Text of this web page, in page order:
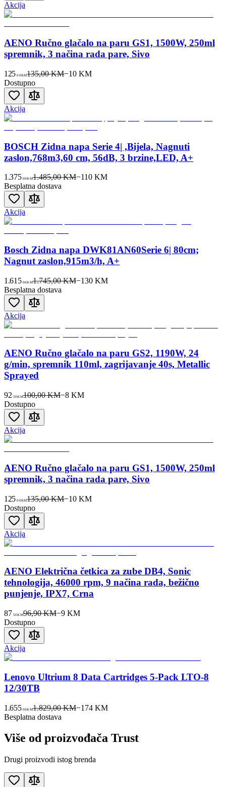
Akcija
AENO Ručno glačalo na paru GS1, 1500W, 250ml
spremnik, 3 načina rada pare, Sivo
125 00KM135,00 KM−10 KM
Dostupno
Akcija
BOSCH Zidna napa Serie 4| ,Bijela, Nagnuti
zaslon,768m3,60 cm, 56dB, 3 brzine,LED, A+
1.375 00KM1.485,00 KM−110KM
Besplatna dostava
Akcija
Bosch Zidna napa DWK81AN60Serie 6| 80cm;
Nagnut zaslon,915m3/h, A+
1.615 00KM1.745,00 KM−130KM
Besplatna dostava
Akcija
AENO Ručno glačalo na paru GS2, 1190W, 24
g/min, spremnik 110ml, zagrijavanje 40s, Metallic
Sprayed
92 50KM100,00 KM−8KM
Dostupno
Akcija
AENO Ručno glačalo na paru GS1, 1500W, 250ml
spremnik, 3 načina rada pare, Sivo
125 00KM135,00 KM−10 KM
Dostupno
Akcija
AENO Električna četkica za zube DB4, Sonic
tehnologija, 46000 rpm, 9 načina rada, bežično
punjenje, IPX7, Crna
87 50KM96,90 KM−9KM
Dostupno
Akcija
Lenovo Ultrium 8 Data Cartridges 5-Pack LTO-8
12/30TB
1.655 00KM1.829,00 KM−174KM
Besplatna dostava
Više od proizvođača Trust
Drugi proizvodi istog brenda